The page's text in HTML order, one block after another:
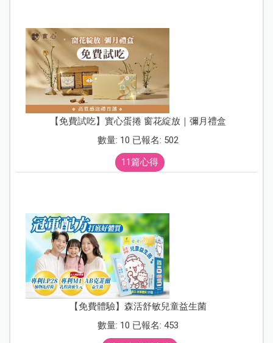
【免費試吃】實心蛋捲 窗花綻放｜彌月禮盒
數量: 10 已報名: 502
11篇心得
【免費體驗】森活舒敏兒童益生菌
數量: 10 已報名: 453